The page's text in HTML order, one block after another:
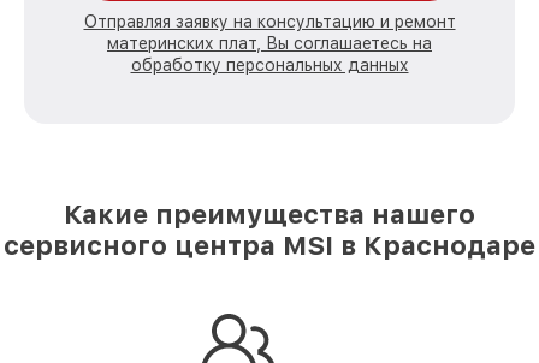
Отправляя заявку на консультацию и ремонт
материнских плат, Вы соглашаетесь на
обработку персональных данных
Какие преимущества нашего
сервисного центра MSI в Краснодаре